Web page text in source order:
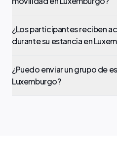
¿Los participantes reciben
durante su estancia en
¿Puedo enviar un grupo de
Luxemburgo?